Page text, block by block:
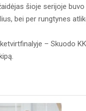
šioje serijoje
bei per rungtynes
– Skuodo